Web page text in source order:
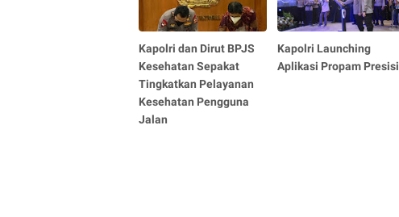
Kapolri dan Dirut BPJS
Kesehatan Sepakat
Tingkatkan Pelayanan
Kesehatan Pengguna
Jalan
Kapolri Launching
Aplikasi Propam Presisi